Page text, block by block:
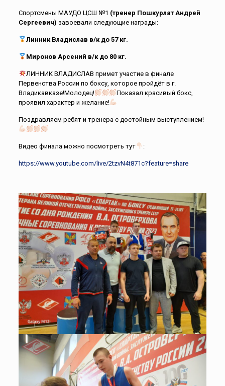
Спортсмены МАУДО ЦСШ №1 (тренер Пошкурлат Андрей
Сергеевич) завоевали следующие награды:
Линник Владислав в/к до 57 кг.
Миронов Арсений в/к до 80 кг.
ЛИННИК ВЛАДИСЛАВ примет участие в финале
Первенства России по боксу, которое пройдёт в г.
Владикавказе!Молодец!
Показал красивый бокс,
проявил характер и желание!
Поздравляем ребят и тренера с достойным выступлением!
Видео финала можно посмотреть тут :
https://www.youtube.com/live/2tzvN4t871c?feature=share